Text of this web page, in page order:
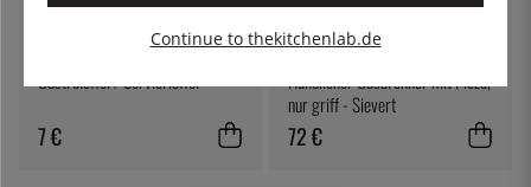
Gastrolöffel / Servierlöffel
7 €
Handlicher Gasbrenner mit Piezo,
nur griff - Sievert
72 €
Continue to thekitchenlab.de